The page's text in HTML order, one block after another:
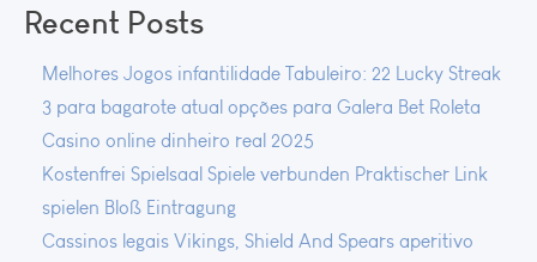
Recent Posts
Melhores Jogos infantilidade Tabuleiro: 22 Lucky Streak
3 para bagarote atual opções para Galera Bet Roleta
Casino online dinheiro real 2025
Kostenfrei Spielsaal Spiele verbunden Praktischer Link
spielen Bloß Eintragung
Cassinos legais Vikings, Shield And Spears aperitivo